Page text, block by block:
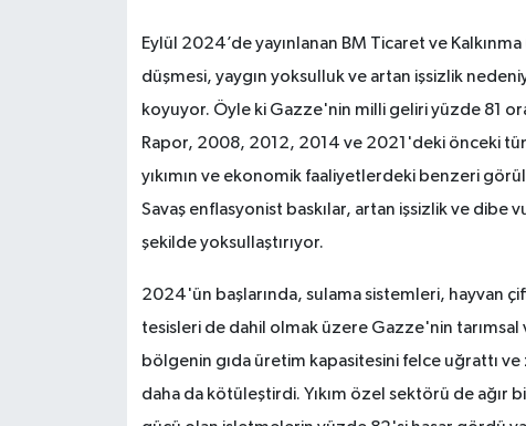
Eylül 2024’de yayınlanan BM Ticaret ve
düşmesi, yaygın yoksulluk ve artan işsizlik
koyuyor. Öyle ki Gazze'nin milli geliri yüzde 81
Rapor, 2008, 2012, 2014 ve 2021'deki önceki
yıkımın ve ekonomik faaliyetlerdeki benzeri
Savaş enflasyonist baskılar, artan işsizlik ve dibe
şekilde yoksullaştırıyor.
2024'ün başlarında, sulama sistemleri, hayvan
tesisleri de dahil olmak üzere Gazze'nin tarımsal
bölgenin gıda üretim kapasitesini felce uğrattı
daha da kötüleştirdi. Yıkım özel sektörü de